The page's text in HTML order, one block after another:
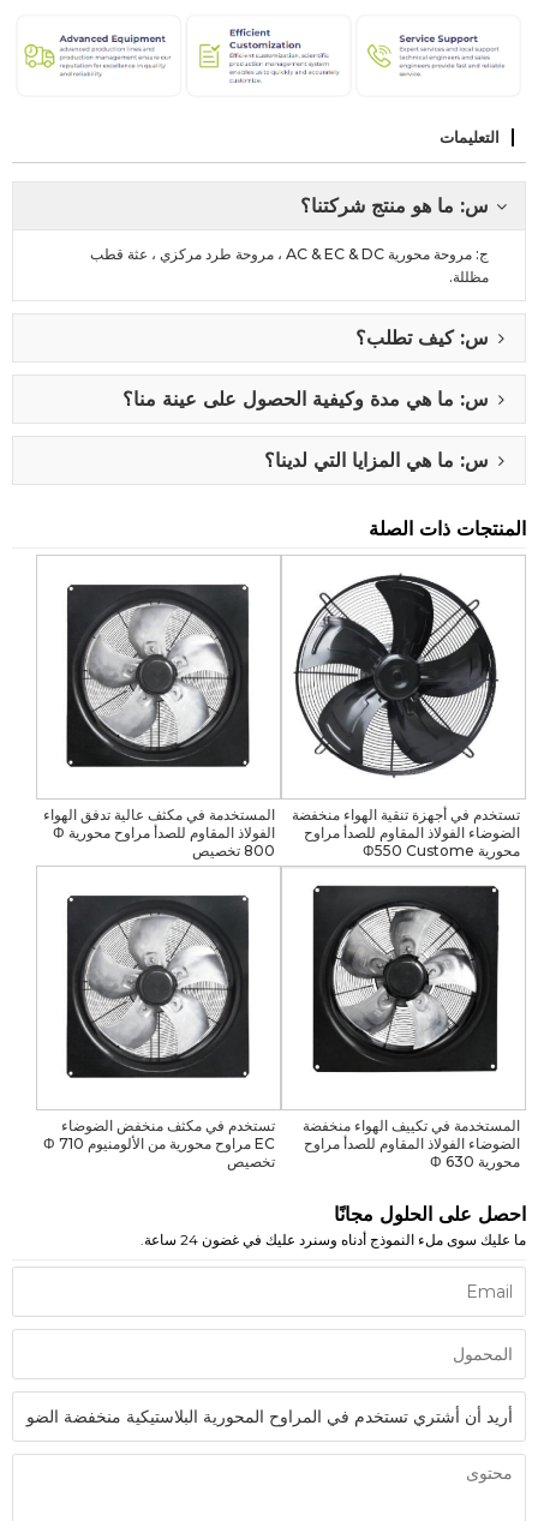
التعليمات
س: ما هو منتج شركتنا؟
ج: مروحة محورية AC & EC & DC ، مروحة طرد مركزي ، عثة قطب
مظللة.
س: كيف تطلب؟
س: ما هي مدة وكيفية الحصول على عينة منا؟
س: ما هي المزايا التي لدينا؟
المنتجات ذات الصلة
تستخدم في أجهزة تنقية الهواء منخفضة
الضوضاء الفولاذ المقاوم للصدأ مراوح
محورية Φ550 Custome
المستخدمة في مكثف عالية تدفق الهواء
الفولاذ المقاوم للصدأ مراوح محورية Φ
800 تخصيص
المستخدمة في تكييف الهواء منخفضة
الضوضاء الفولاذ المقاوم للصدأ مراوح
محورية Φ 630
تستخدم في مكثف منخفض الضوضاء
EC مراوح محورية من الألومنيوم Φ 710
تخصيص
احصل على الحلول مجانًا
ما عليك سوى ملء النموذج أدناه وسنرد عليك في غضون 24 ساعة.